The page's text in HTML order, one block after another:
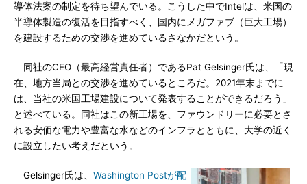
導体法案の制定を待ち望んでいる。こうした中でIntelは、米国の
半導体製造の復活を目指すべく、国内にメガファブ（巨大工場）
を建設するための交渉を進めているさなかだという。
同社のCEO（最高経営責任者）であるPat Gelsinger氏は、「現
在、地方当局との交渉を進めているところだ。2021年末までに
は、当社の米国工場建設について発表することができるだろう」
と述べている。同社はこの新工場を、ファウンドリーに必要とさ
れる安価な電力や豊富な水などのインフラとともに、大学の近く
に設立したい考えだという。
Gelsinger氏は、 Washington Postが配